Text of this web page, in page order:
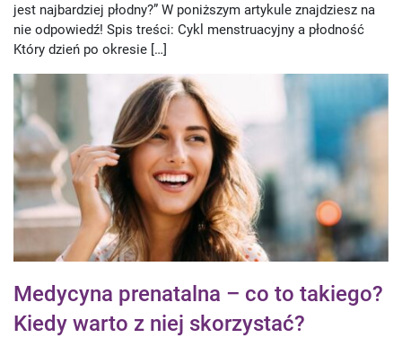
jest najbardziej płodny?” W poniższym artykule znajdziesz na
nie odpowiedź! Spis treści: Cykl menstruacyjny a płodność
Który dzień po okresie […]
Medycyna prenatalna – co to takiego?
Kiedy warto z niej skorzystać?